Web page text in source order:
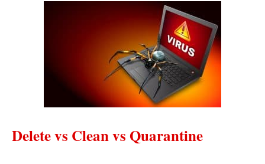
Delete vs Clean vs Quarantine